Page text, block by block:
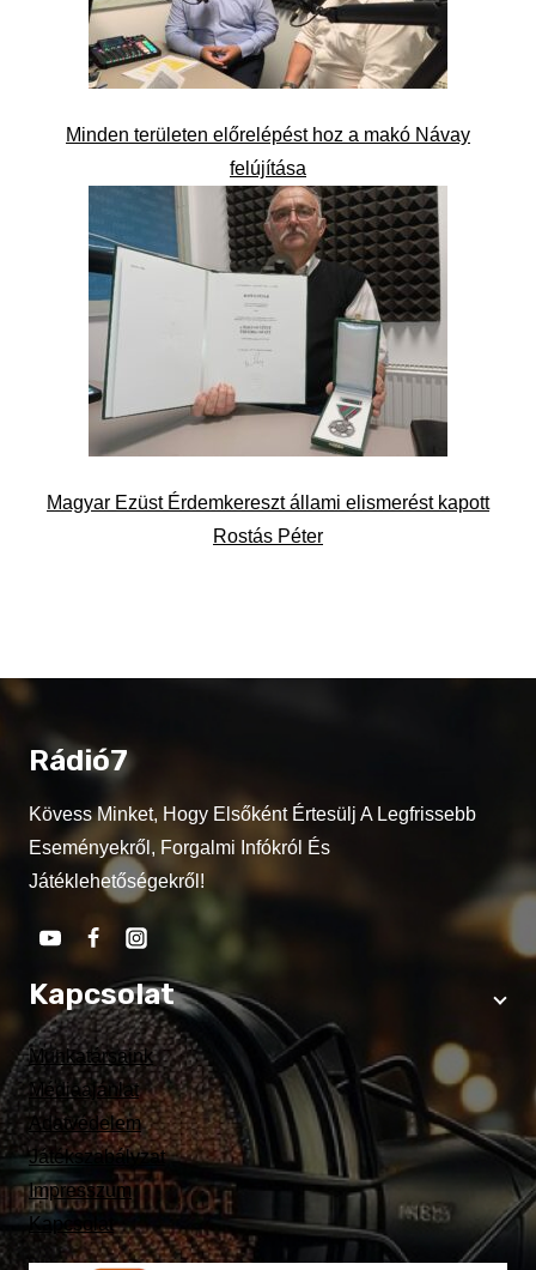
Minden területen előrelépést hoz a makó Návay
felújítása
Magyar Ezüst Érdemkereszt állami elismerést kapott
Rostás Péter
Rádió7
Kövess Minket, Hogy Elsőként Értesülj A Legfrissebb
Eseményekről, Forgalmi Infókról És
Játéklehetőségekről!
Kapcsolat
Munkatársaink
Médiaajánlat
Adatvédelem
Játékszabályzat
Impresszum
Kapcsolat